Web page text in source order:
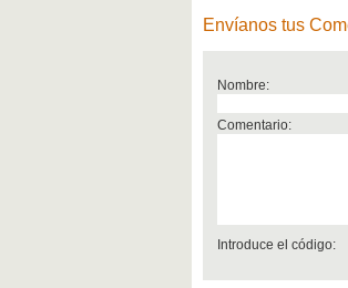
Envíanos tus
Nombre:
Comentario:
Introduce el código: